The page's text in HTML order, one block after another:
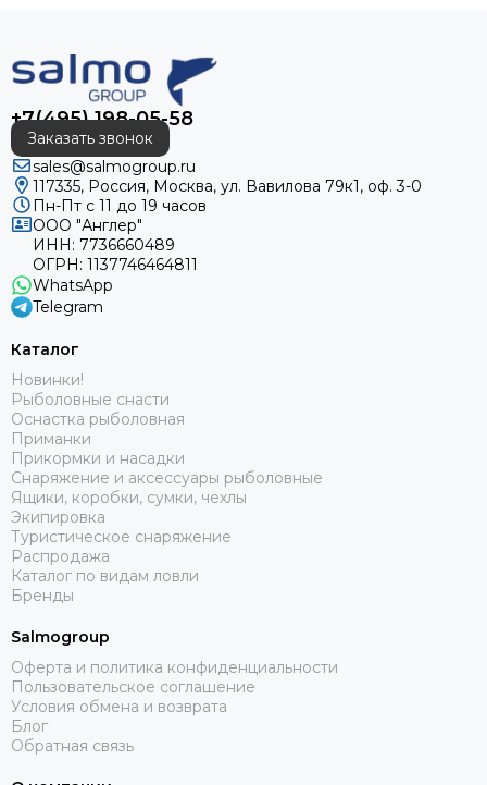
+7(495) 198-05-58
Заказать звонок
sales@salmogroup.ru
117335, Россия, Москва, ул. Вавилова 79к1, оф. 3-0
Пн-Пт с 11 до 19 часов
ООО "Англер"
ИНН: 7736660489
ОГРН: 1137746464811
WhatsApp
Telegram
Каталог
Новинки!
Рыболовные снасти
Оснастка рыболовная
Приманки
Прикормки и насадки
Снаряжение и аксессуары рыболовные
Ящики, коробки, сумки, чехлы
Экипировка
Туристическое снаряжение
Распродажа
Каталог по видам ловли
Бренды
Salmogroup
Оферта и политика конфиденциальности
Пользовательское соглашение
Условия обмена и возврата
Блог
Обратная связь